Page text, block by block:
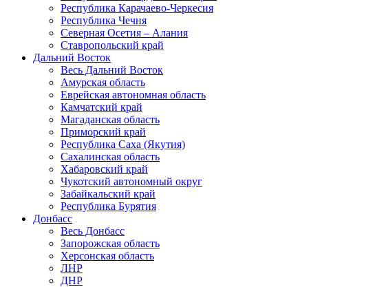
Республика Карачаево-Черкесия
Республика Чечня
Северная Осетия – Алания
Ставропольский край
Дальний Восток
Весь Дальний Восток
Амурская область
Еврейская автономная область
Камчатский край
Магаданская область
Приморский край
Республика Саха (Якутия)
Сахалинская область
Хабаровский край
Чукотский автономный округ
Забайкальский край
Республика Бурятия
Донбасс
Весь Донбасс
Запорожская область
Херсонская область
ЛНР
ДНР